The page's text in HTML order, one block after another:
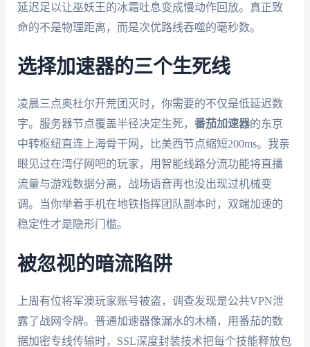
延迟足以让巫妖王的冰霜吐息变成慢动作回放。真正致
命的不是物理距离，而是次优路线吞噬的毫秒数。
选择加速器的三个生死线
凌晨三点奥杜尔开荒团灭时，你需要的不仅是低延迟数
字。服务器节点覆盖半径决定生死， 番茄加速器的东京
中转枢纽直连上海骨干网，比美西节点缩短200ms。我亲
眼见过在湾仔网吧的玩家，用智能线路分流功能将直播
流量与游戏数据分离，战场语音再也没出现过机械变
调。当你举着手机在地铁指挥团队副本时，双端加速的
稳定性才是隐形门槛。
被忽视的暗流陷阱
上周有位将军澳玩家账号被盗，调查发现是公共VPN泄
露了战网令牌。普通加速器像漏水的木桶，用番茄的数
据加密专线传输时，SSL深度封装技术把每个技能释放包